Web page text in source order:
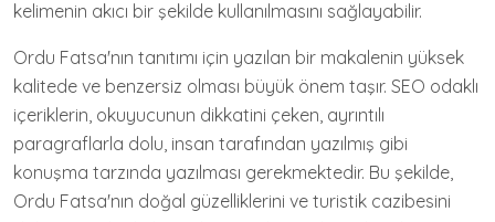
kelimenin akıcı bir şekilde kullanılmasını sağlayabilir.
Ordu Fatsa'nın tanıtımı için yazılan bir makalenin yüksek
kalitede ve benzersiz olması büyük önem taşır. SEO odaklı
içeriklerin, okuyucunun dikkatini çeken, ayrıntılı
paragraflarla dolu, insan tarafından yazılmış gibi
konuşma tarzında yazılması gerekmektedir. Bu şekilde,
Ordu Fatsa'nın doğal güzelliklerini ve turistik cazibesini